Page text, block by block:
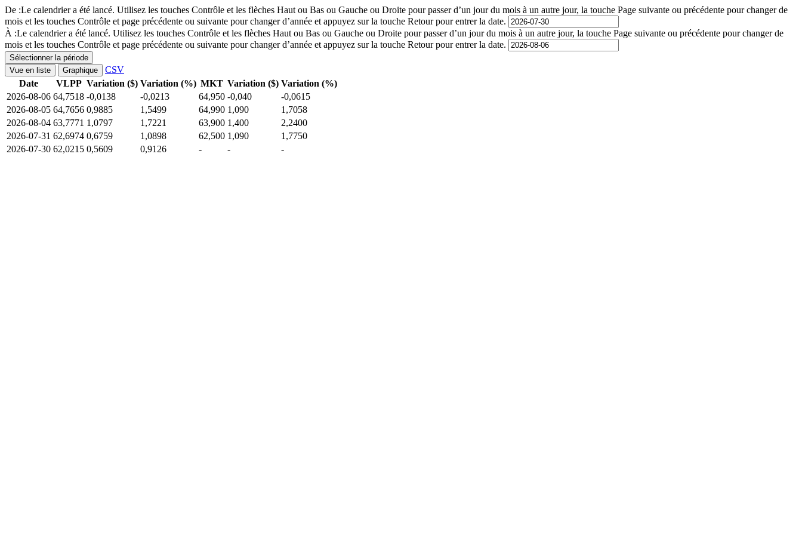
De :Le calendrier a été lancé. Utilisez les touches Contrôle et les flèches Haut ou Bas ou Gauche ou Droite pour passer d’un jour du mois à un autre jour, la touche Page suivante ou précédente pour changer de
mois et les touches Contrôle et page précédente ou suivante pour changer d’année et appuyez sur la touche Retour pour entrer la date.
À :Le calendrier a été lancé. Utilisez les touches Contrôle et les flèches Haut ou Bas ou Gauche ou Droite pour passer d’un jour du mois à un autre jour, la touche Page suivante ou précédente pour changer de
mois et les touches Contrôle et page précédente ou suivante pour changer d’année et appuyez sur la touche Retour pour entrer la date.
Sélectionner la période
Vue en liste
Graphique
CSV
Date
VLPP Variation ($) Variation (%) MKT Variation ($) Variation (%)
2026-08-06 64,7518 -0,0138 -0,0213 64,950 -0,040
-0,0615
2026-08-05 64,7656 0,9885 1,5499 64,990 1,090
1,7058
2026-08-04 63,7771 1,0797 1,7221 63,900 1,400
2,2400
2026-07-31 62,6974 0,6759 1,0898 62,500 1,090
1,7750
2026-07-30 62,0215 0,5609 0,9126 - - -